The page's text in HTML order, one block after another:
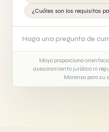
entrada en nuevos
• Elegibilidad para
los EAU
digitales
¿Qué desea
¿Cuáles son los requisitos
Maya proporciona
asesoramiento jurídico ni
Marensa para su